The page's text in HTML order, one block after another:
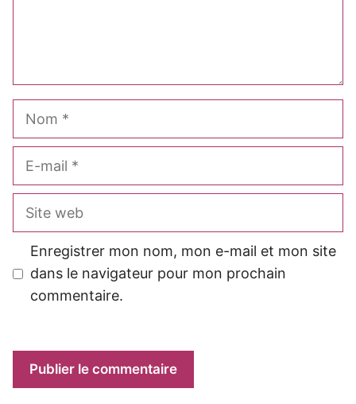
Site
Enregistrer mon nom, mon e-mail et mon site
dans le navigateur pour mon prochain
commentaire.